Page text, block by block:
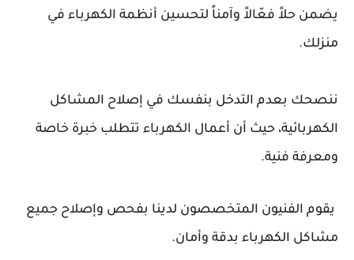
يضمن حلاً فعّالاً وآمناً لتحسين أنظمة الكهرباء في
منزلك.
ننصحك بعدم التدخل بنفسك في إصلاح المشاكل
الكهربائية، حيث أن أعمال الكهرباء تتطلب خبرة خاصة
ومعرفة فنية.
يقوم الفنيون المتخصصون لدينا بفحص وإصلاح جميع
مشاكل الكهرباء بدقة وأمان.